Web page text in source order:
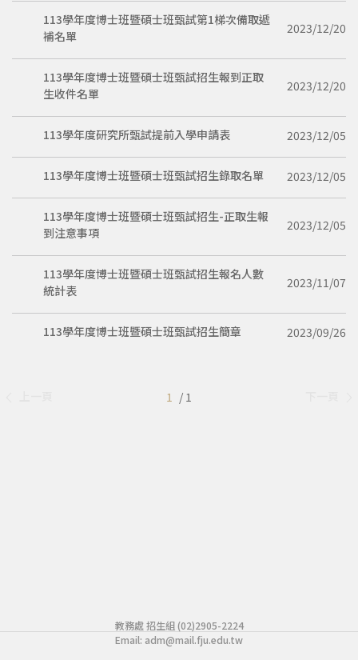
113學年度博士班暨碩士班甄試第1梯次備取遞
補名單
2023/12/20
113學年度博士班暨碩士班甄試招生報到正取
生收件名單
2023/12/20
113學年度研究所甄試提前入學申請表 2023/12/05
113學年度博士班暨碩士班甄試招生錄取名單 2023/12/05
113學年度博士班暨碩士班甄試招生-正取生報
到注意事項
2023/12/05
113學年度博士班暨碩士班甄試招生報名人數
統計表
2023/11/07
113學年度博士班暨碩士班甄試招生簡章 2023/09/26
1 / 1
教務處 招生組 (02)2905-2224
Email: adm@mail.fju.edu.tw